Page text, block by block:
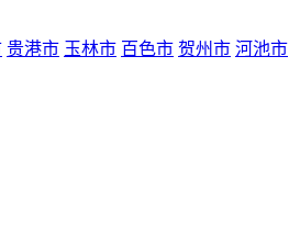
贵港市 玉林市 百色市 贺州市 河池市